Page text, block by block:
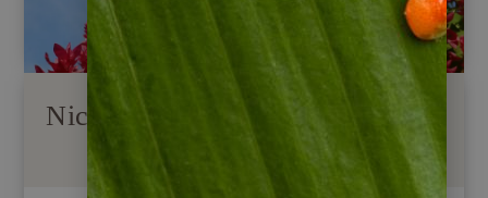
Nicaraguas Pflanzenwelt (Flora)